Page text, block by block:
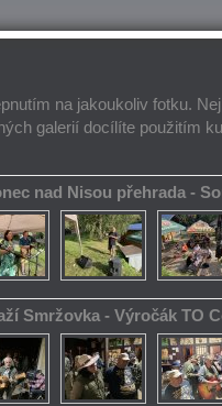
na jakoukoliv fotku.
galerií docílíte použitím
nad Nisou přehrada -
Smržovka - Výročák TO